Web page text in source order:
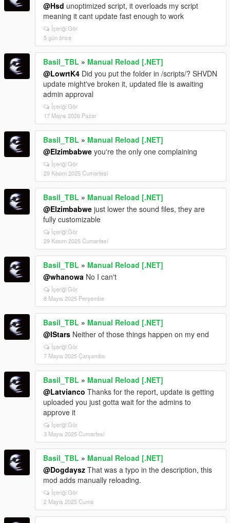
@Hsd unoptimized script, it overloads my script
meaning it cant update fast enough to work
İçeriği Gör
5 gün önce
Basil_TBL » Manual Reload [.NET]
@LowrtK4 Did you put the folder in /scripts/? SHVDN
update might've broken it, updated file is awaiting
admin approval
İçeriği Gör
17 Mayıs 2026 Pazar
Basil_TBL » Manual Reload [.NET]
@Elzimbabwe you're the only one complaining
İçeriği Gör
29 Kasım 2025 Cumartesi
Basil_TBL » Manual Reload [.NET]
@Elzimbabwe just lower the sound files, they are
fully customizable
İçeriği Gör
29 Kasım 2025 Cumartesi
Basil_TBL » Manual Reload [.NET]
@whanowa No I can't
İçeriği Gör
8 Mayıs 2025 Perşembe
Basil_TBL » Manual Reload [.NET]
@IStars Neither of those things happen on my end
İçeriği Gör
7 Mayıs 2025 Çarşamba
Basil_TBL » Manual Reload [.NET]
@Latvianco Thanks for the report, update is getting
uploaded you just gotta wait for the admins to
approve it
İçeriği Gör
3 Mayıs 2025 Cumartesi
Basil_TBL » Manual Reload [.NET]
@Dogdaysz That was a typo in the description, this
mod adds manually reloading.
İçeriği Gör
2 Mayıs 2025 Cuma